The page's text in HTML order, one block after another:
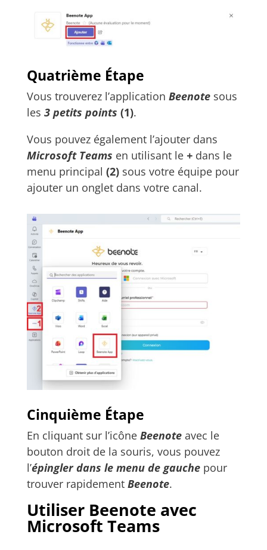
Quatrième Étape
Vous trouverez l’application Beenote sous
les 3 petits points (1).
Vous pouvez également l’ajouter dans
Microsoft Teams en utilisant le +dans le
menu principal (2)sous votre équipe pour
ajouter un onglet dans votre canal.
Cinquième Étape
En cliquant sur l’icône Beenote avec le
bouton droit de la souris, vous pouvez
l’épingler dans le menu de gauchepour
trouver rapidement Beenote.
Utiliser Beenote avec
Microsoft Teams